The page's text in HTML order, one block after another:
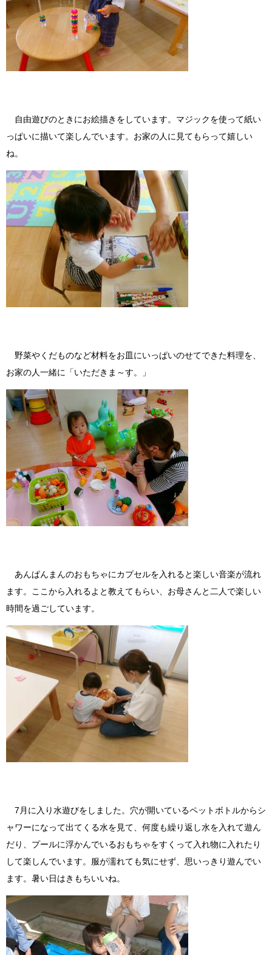
自由遊びのときにお絵描きをしています。マジックを使って紙い
っぱいに描いて楽しんでいます。お家の人に見てもらって嬉しい
ね。
野菜やくだものなど材料をお皿にいっぱいのせてできた料理を、
お家の人一緒に「いただきま～す。」
あんぱんまんのおもちゃにカプセルを入れると楽しい音楽が流れ
ます。ここから入れるよと教えてもらい、お母さんと二人で楽しい
時間を過ごしています。
7月に入り水遊びをしました。穴が開いているペットボトルからシ
ャワーになって出てくる水を見て、何度も繰り返し水を入れて遊ん
だり、プールに浮かんでいるおもちゃをすくって入れ物に入れたり
して楽しんでいます。服が濡れても気にせず、思いっきり遊んでい
ます。暑い日はきもちいいね。